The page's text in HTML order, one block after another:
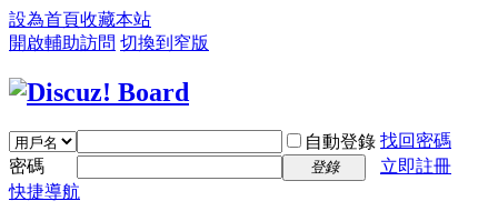
設為首頁收藏本站
開啟輔助訪問 切換到窄版
自動登錄 找回密碼
密碼
登錄
立即註冊
快捷導航